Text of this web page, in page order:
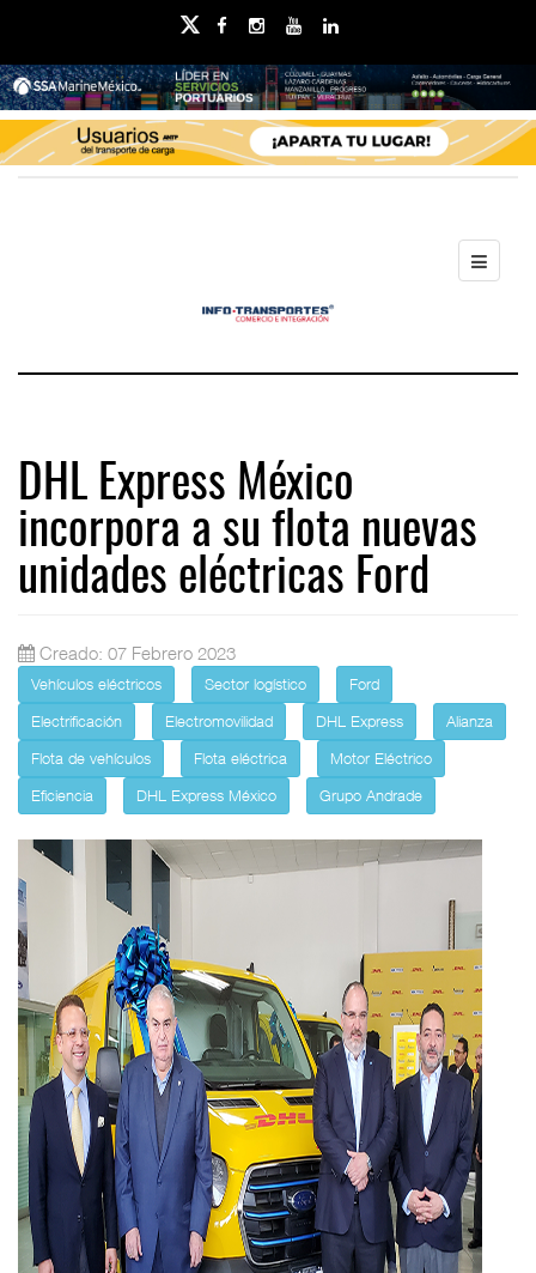
DHL Express México
incorpora a su flota nuevas
unidades eléctricas Ford
Creado: 07 Febrero 2023
Vehículos eléctricos Sector logístico
Ford
Electrificación
Electromovilidad DHL Express
Alianza
Flota de vehículos
Flota eléctrica
Motor Eléctrico
Eficiencia
DHL Express México Grupo Andrade